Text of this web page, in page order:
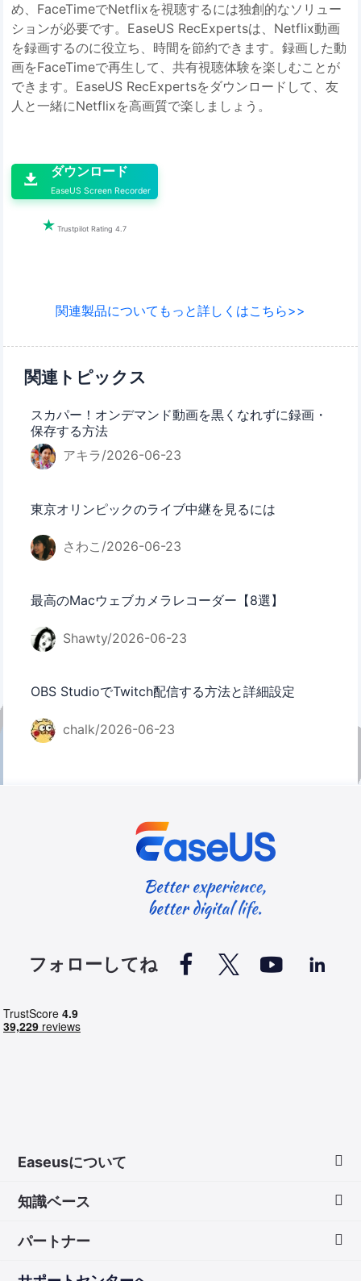
め、FaceTimeでNetflixを視聴するには独創的なソリュー
ションが必要です。EaseUS RecExpertsは、Netflix動画
を録画するのに役立ち、時間を節約できます。録画した動
画をFaceTimeで再生して、共有視聴体験を楽しむことが
できます。EaseUS RecExpertsをダウンロードして、友
人と一緒にNetflixを高画質で楽しましょう。
 ダウンロード
EaseUS Screen Recorder
 Trustpilot Rating 4.7
関連製品についてもっと詳しくはこちら>>
関連トピックス
スカパー！オンデマンド動画を黒くなれずに録画・
保存する方法
アキラ/2026-06-23
東京オリンピックのライブ中継を見るには
さわこ/2026-06-23
最高のMacウェブカメラレコーダー【8選】
Shawty/2026-06-23
OBS StudioでTwitch配信する方法と詳細設定
chalk/2026-06-23
フォローしてね    
Easeusについて
ダウンロードセンター
知識ベース
パートナー